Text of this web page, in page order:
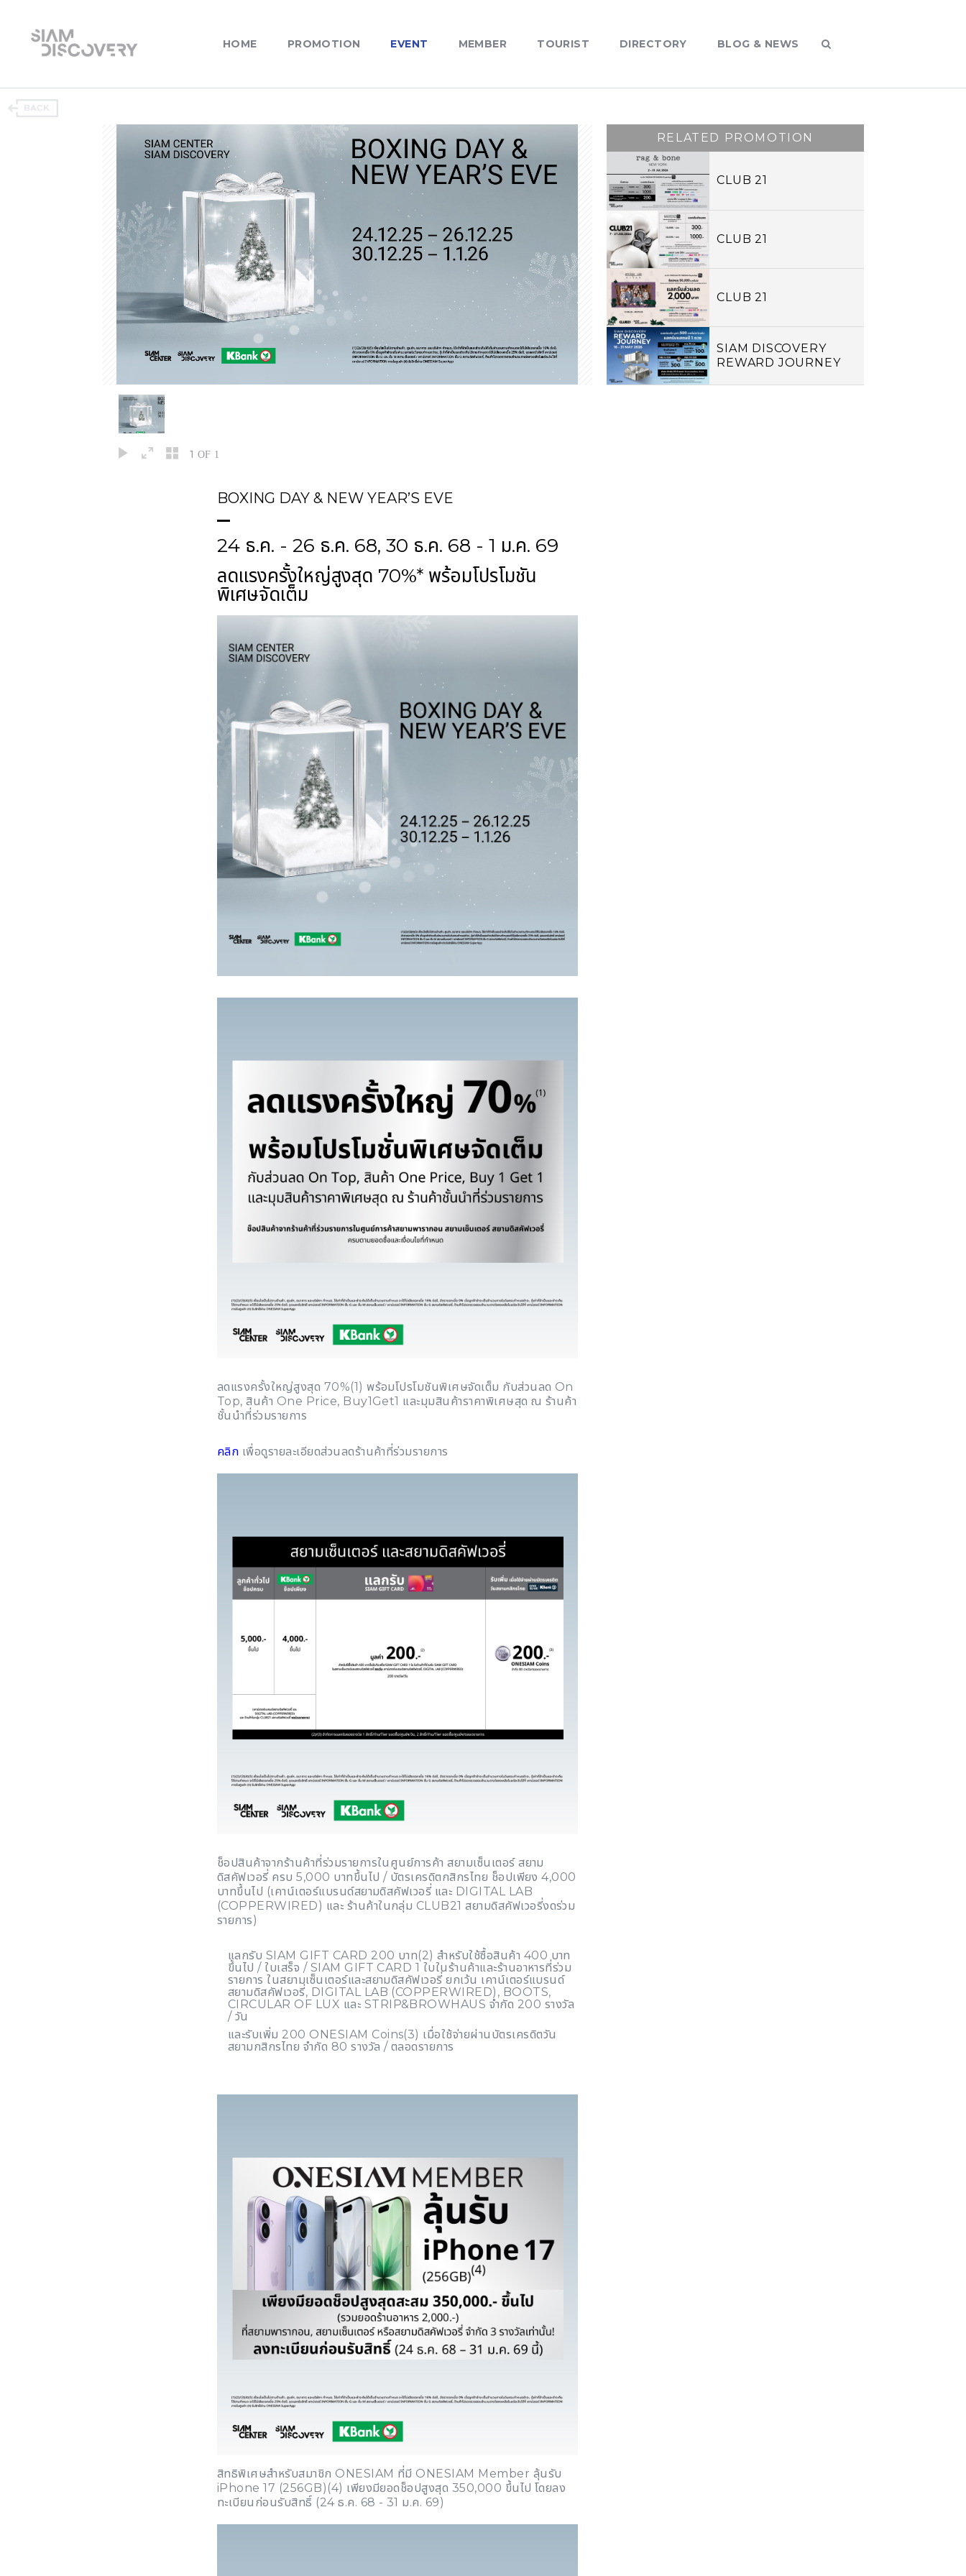
HOME PROMOTION EVENT MEMBER TOURIST DIRECTORY BLOG & NEWS
1 OF 1
BOXING DAY & NEW YEAR’S EVE
24 ธ.ค. - 26 ธ.ค. 68, 30 ธ.ค. 68 - 1 ม.ค. 69
ลดแรงครั้งใหญ่สูงสุด 70%* พร้อมโปรโมชัน
พิเศษจัดเต็ม
ลดแรงครั้งใหญ่สูงสุด 70%(1) พร้อมโปรโมชันพิเศษจัดเต็ม กับส่วนลด On
Top, สินค้า One Price, Buy1Get1 และมุมสินค้าราคาพิเศษสุด ณ ร้านค้า
ชั้นนำที่ร่วมรายการ
คลิก เพื่อดูรายละเอียดส่วนลดร้านค้าที่ร่วมรายการ
ช็อปสินค้าจากร้านค้าที่ร่วมรายการในศูนย์การค้า สยามเซ็นเตอร์ สยาม
ดิสคัฟเวอรี่ ครบ 5,000 บาทขึ้นไป / บัตรเครดิตกสิกรไทย ช็อปเพียง 4,000
บาทขึ้นไป (เคาน์เตอร์แบรนด์สยามดิสคัฟเวอรี่ และ DIGITAL LAB
(COPPERWIRED) และ ร้านค้าในกลุ่ม CLUB21 สยามดิสคัฟเวอรี่งดร่วม
รายการ)
แลกรับ SIAM GIFT CARD 200 บาท(2) สำหรับใช้ซื้อสินค้า 400 บาท
ขึ้นไป / ใบเสร็จ / SIAM GIFT CARD 1 ใบในร้านค้าและร้านอาหารที่ร่วม
รายการ ในสยามเซ็นเตอร์และสยามดิสคัฟเวอรี่ ยกเว้น เคาน์เตอร์แบรนด์
สยามดิสคัฟเวอรี่, DIGITAL LAB (COPPERWIRED), BOOTS,
CIRCULAR OF LUX และ STRIP&BROWHAUS จำกัด 200 รางวัล
/ วัน
และรับเพิ่ม 200 ONESIAM Coins(3) เมื่อใช้จ่ายผ่านบัตรเครดิตวัน
สยามกสิกรไทย จำกัด 80 รางวัล / ตลอดรายการ
สิทธิพิเศษสำหรับสมาชิก ONESIAM ที่มี ONESIAM Member ลุ้นรับ
iPhone 17 (256GB)(4) เพียงมียอดช็อปสูงสุด 350,000 ขึ้นไป โดยลง
ทะเบียนก่อนรับสิทธิ์ (24 ธ.ค. 68 - 31 ม.ค. 69)
RELATED PROMOTION
CLUB 21
CLUB 21
CLUB 21
SIAM DISCOVERY
REWARD JOURNEY